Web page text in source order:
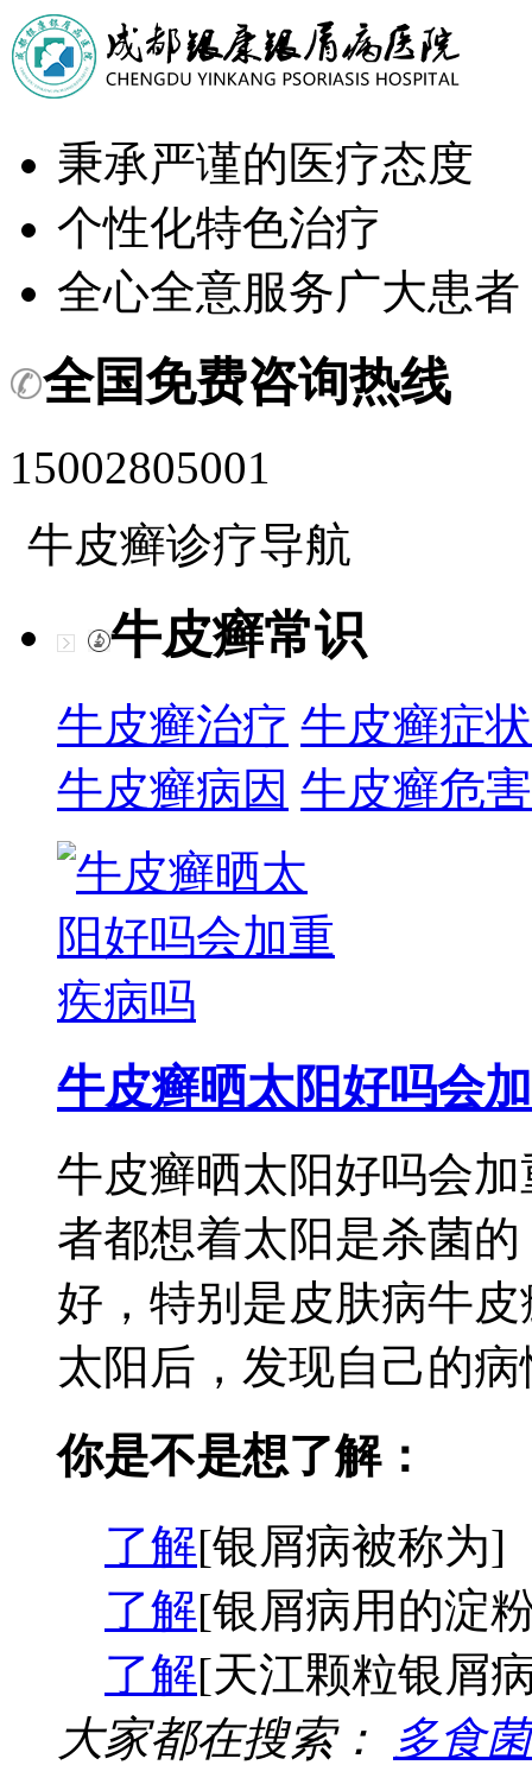
秉承严谨的医疗态度
个性化特色治疗
全心全意服务广大患者
全国免费咨询热线
15002805001
牛皮癣诊疗导航
牛皮癣常识
牛皮癣治疗 牛皮癣症状
牛皮癣病因 牛皮癣危害
牛皮癣晒太阳好吗会加
牛皮癣晒太阳好吗会
者都想着太阳是杀菌
好，特别是皮肤病牛
太阳后，发现自己的
你是不是想了解：
了解[银屑病被称为]
了解[银屑病用的淀
了解[天江颗粒银屑
大家都在搜索：
多食